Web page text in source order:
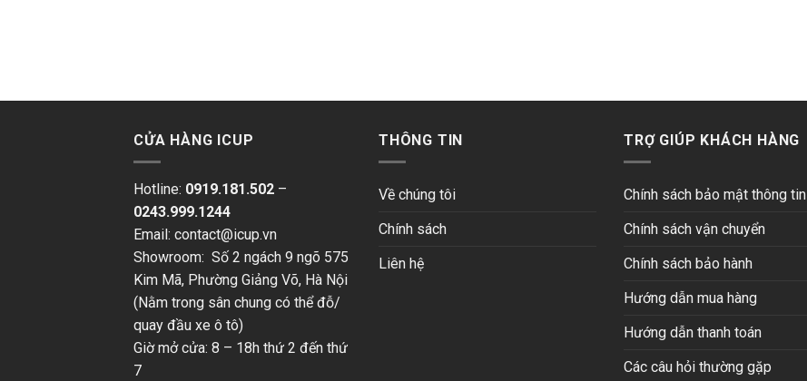
CỬA HÀNG ICUP
Hotline: 0919.181.502 –
0243.999.1244
Email: contact@icup.vn
Showroom: Số 2 ngách 9 ngõ 575
Kim Mã, Phường Giảng Võ, Hà Nội
(Nằm trong sân chung có thể đỗ/
quay đầu xe ô tô)
Giờ mở cửa: 8 – 18h thứ 2 đến thứ
7
THÔNG TIN
Về chúng tôi
Chính sách
Liên hệ
TRỢ GIÚP KHÁCH HÀNG
Chính sách bảo mật thông tin
Chính sách vận chuyển
Chính sách bảo hành
Hướng dẫn mua hàng
Hướng dẫn thanh toán
Các câu hỏi thường gặp